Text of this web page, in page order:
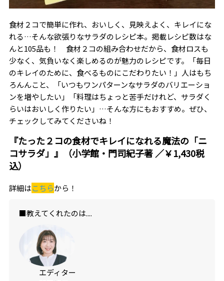
食材２コで簡単に作れ、おいしく、見映えよく、キレイにな
れる…そんな欲張りなサラダのレシピ本。掲載レシピ数はな
んと105品も！ 食材２コの組み合わせだから、食材ロスも
少なく、気負いなく楽しめるのが魅力のレシピです。「毎日
のキレイのために、食べるものにこだわりたい！」人はもち
ろんんこと、「いつもワンパターンなサラダのバリエーショ
ンを増やしたい」「料理はちょっと苦手だけれど、サラダく
らいはおいしく作りたい」…そんな方にもおすすめ。ぜひ、
チェックしてみてくださいね！
『たった２コの食材でキレイになれる魔法の「ニ
コサラダ」』（小学館・門司紀子著 ／￥1,430税
込）
詳細はこちらから！
■教えてくれたのは....
エディター